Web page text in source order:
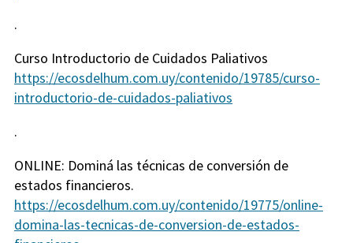
.
Curso Introductorio de Cuidados Paliativos
https://ecosdelhum.com.uy/contenido/19785/curso-
introductorio-de-cuidados-paliativos
.
ONLINE: Dominá las técnicas de conversión de
estados financieros.
https://ecosdelhum.com.uy/contenido/19775/online-
domina-las-tecnicas-de-conversion-de-estados-